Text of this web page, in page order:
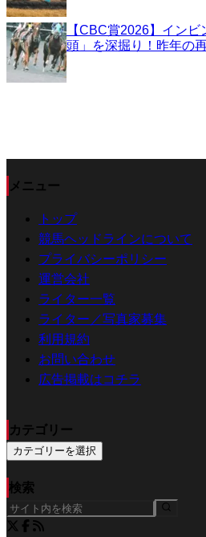
【CBC賞2026】イン
頭」を深掘り！昨年の
メニュー
トップ
競馬ヘッドラインについて
プライバシーポリシー
運営会社
ライター一覧
ライター／写真家募集
利用規約
お問い合わせ
広告掲載はコチラ
カテゴリー
カテゴリーを選択
検索